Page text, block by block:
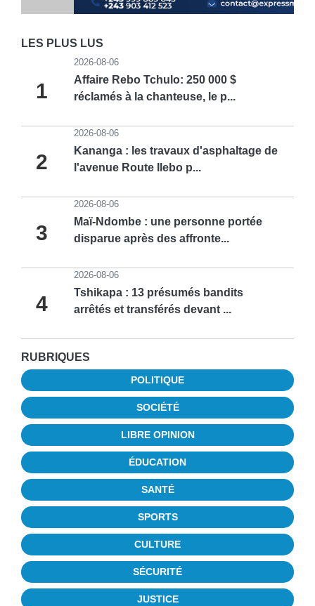
LES PLUS LUS
1
2026-08-06
Affaire Rebo Tchulo: 250 000 $
réclamés à la chanteuse, le p...
2
2026-08-06
Kananga : les travaux d'asphaltage de
l'avenue Route Ilebo p...
3
2026-08-06
Maï-Ndombe : une personne portée
disparue après des affronte...
4
2026-08-06
Tshikapa : 13 présumés bandits
arrêtés et transférés devant ...
RUBRIQUES
POLITIQUE
SOCIÉTÉ
LIBRE OPINION
ÉDUCATION
SANTÉ
SPORTS
CULTURE
SÉCURITÉ
JUSTICE